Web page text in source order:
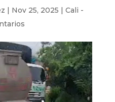
| Nov 25, 2025 | Cali -